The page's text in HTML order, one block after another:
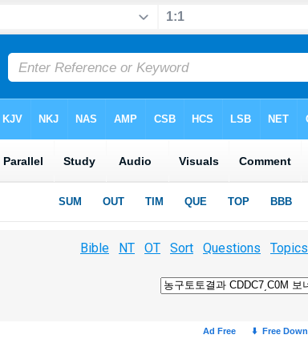
Bible NT OT Sort Questions Topics